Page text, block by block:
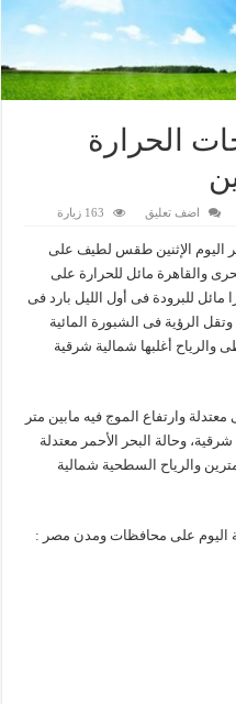
الحرارة
اضف تعليق 163 زيارة
اليوم الإثنين طقس لطيف على
والقاهرة مائل للحرارة على
للبرودة فى أول الليل بارد فى
الرؤية فى الشبورة المائية
أغلبها شمالية شرقية
وارتفاع الموج فيه مابين متر
وحالة البحر الأحمر معتدلة
والرياح السطحية شمالية
اليوم على محافظات ومدن مصر :